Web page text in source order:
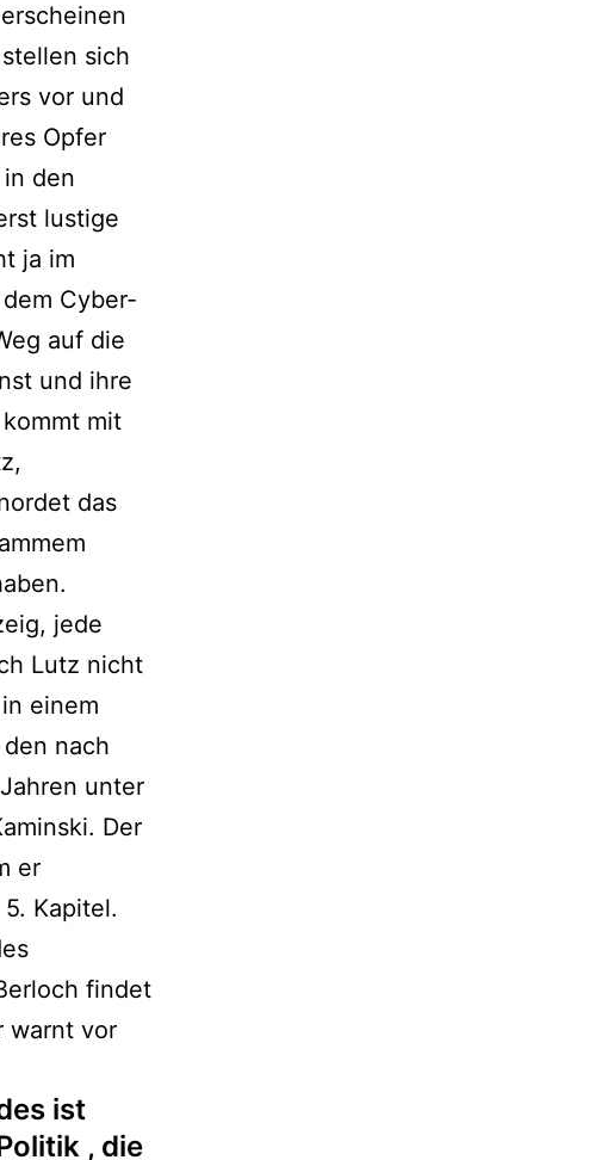
sich
vor und
Opfer
den
lustige
ja im
Cyber-
auf die
und ihre
mit
das
jede
Lutz nicht
einem
nach
unter
Der
er
Kapitel.
findet
warnt vor
ist
, die